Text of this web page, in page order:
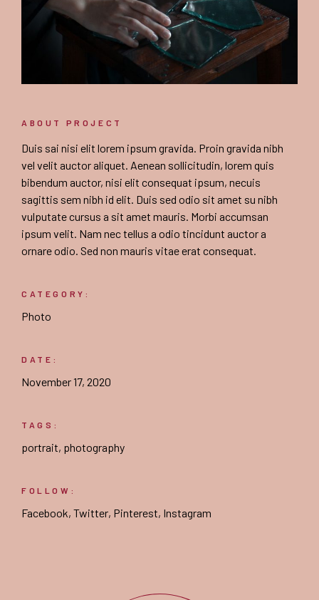
ABOUT PROJECT
Duis sai nisi elit lorem ipsum gravida. Proin gravida nibh
vel velit auctor aliquet. Aenean sollicitudin, lorem quis
bibendum auctor, nisi elit consequat ipsum, necuis
sagittis sem nibh id elit. Duis sed odio sit amet su nibh
vulputate cursus a sit amet mauris. Morbi accumsan
ipsum velit. Nam nec tellus a odio tincidunt auctor a
ornare odio. Sed non mauris vitae erat consequat.
CATEGORY:
Photo
DATE:
November 17, 2020
TAGS:
portrait, photography
FOLLOW:
Facebook, Twitter, Pinterest, Instagram